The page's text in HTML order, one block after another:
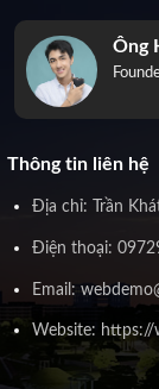
Ông
Thông tin liên hệ
Địa chỉ: Trần
Điện thoại:
Email:
Website: https://